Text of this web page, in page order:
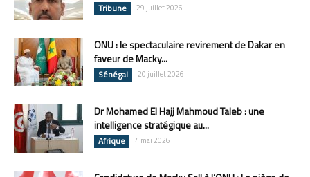
Tribune 29 juillet 2026
ONU : le spectaculaire revirement de Dakar en
faveur de Macky...
Sénégal 20 juillet 2026
Dr Mohamed El Hajj Mahmoud Taleb : une
intelligence stratégique au...
Afrique 4 mai 2026